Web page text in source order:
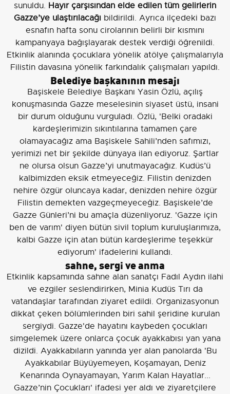
sunuldu. Hayır çarşısından elde edilen tüm gelirlerin
Gazze’ye ulaştırılacağı bildirildi. Ayrıca ilçedeki bazı
esnafın hafta sonu cirolarının belirli bir kısmını
kampanyaya bağışlayarak destek verdiği öğrenildi.
Etkinlik alanında çocuklara yönelik atölye çalışmalarıyla
Filistin davasına yönelik farkındalık çalışmaları yapıldı.
Belediye başkanının mesajı
Başiskele Belediye Başkanı Yasin Özlü, açılış
konuşmasında Gazze meselesinin siyaset üstü, insani
bir durum olduğunu vurguladı. Özlü, 'Belki oradaki
kardeşlerimizin sıkıntılarına tamamen çare
olamayacağız ama Başiskele Sahili’nden safımızı,
yerimizi net bir şekilde dünyaya ilan ediyoruz. Şartlar
ne olursa olsun Gazze’yi unutmayacağız. Kudüs’ü
kalbimizden eksik etmeyeceğiz. Filistin denizden
nehire özgür oluncaya kadar, denizden nehire özgür
Filistin demekten vazgeçmeyeceğiz. Başiskele’de
Gazze Günleri’ni bu amaçla düzenliyoruz. 'Gazze için
ben de varım' diyen bütün sivil toplum kuruluşlarımıza,
kalbi Gazze için atan bütün kardeşlerime teşekkür
ediyorum' ifadelerini kullandı.
sahne, sergi ve anma
Etkinlik kapsamında sahne alan sanatçı Fadıl Aydın ilahi
ve ezgiler seslendirirken, Minia Kudüs Tırı da
vatandaşlar tarafından ziyaret edildi. Organizasyonun
dikkat çeken bölümlerinden biri sahil şeridine kurulan
sergiydi. Gazze'de hayatını kaybeden çocukları
simgelemek üzere onlarca çocuk ayakkabısı yan yana
dizildi. Ayakkabıların yanında yer alan panolarda 'Bu
Ayakkabılar Büyüyemeyen, Koşamayan, Deniz
Kenarında Oynayamayan, Yarım Kalan Hayatlar...
Gazze’nin Çocukları' ifadesi yer aldı ve ziyaretçilere